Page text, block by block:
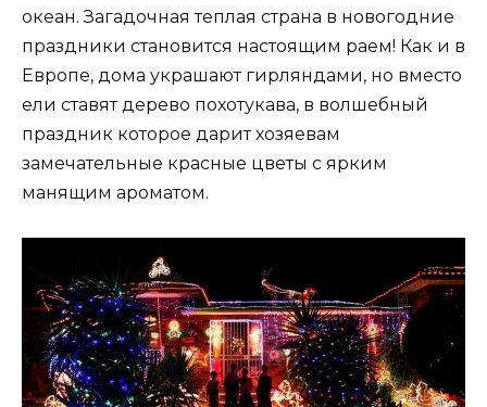
океан. Загадочная теплая страна в новогодние
праздники становится настоящим раем! Как и в
Европе, дома украшают гирляндами, но вместо
ели ставят дерево похотукава, в волшебный
праздник которое дарит хозяевам
замечательные красные цветы с ярким
манящим ароматом.